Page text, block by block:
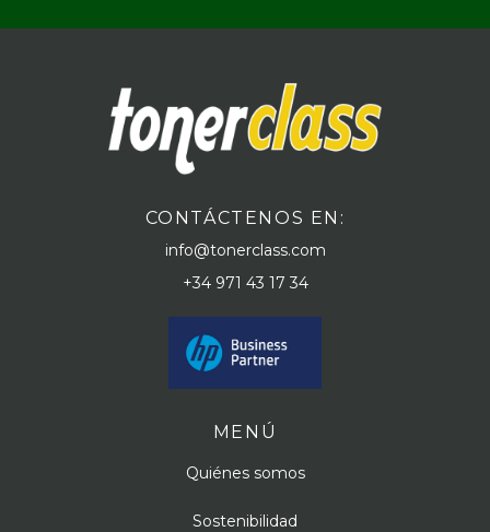
CONTÁCTENOS EN:
info@tonerclass.com
+34 971 43 17 34
MENÚ
Quiénes somos
Sostenibilidad